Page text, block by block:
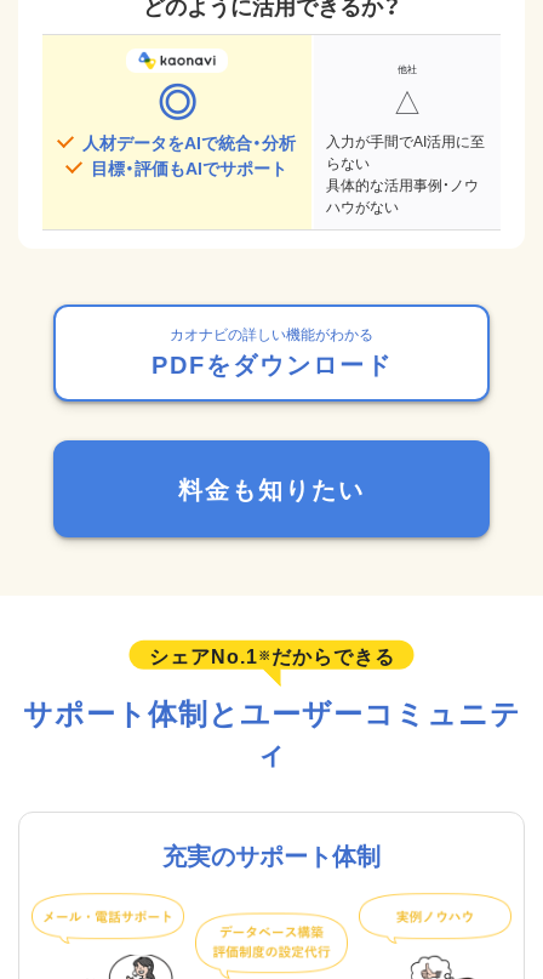
◎
人材データをAIで統合・分析
目標・評価もAIでサポート
△
入力が手間でAI活用に至
らない
具体的な活用事例・ノウ
ハウがない
カオナビの詳しい機能がわかる
PDFをダウンロード
料金も知りたい
シェアNo.1※ だからできる
サポート体制とユーザーコミュニテ
ィ
充実のサポート体制